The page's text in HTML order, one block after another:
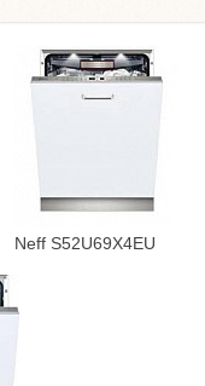
Neff S52U69X4EU